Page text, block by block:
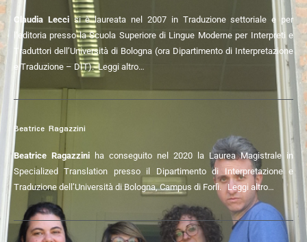
Claudia Leccisi è laureata nel 2007 in Traduzione settoriale e per
l’editoria presso la Scuola Superiore di Lingue Moderne per Interpreti e
Traduttori dell’Università di Bologna (ora Dipartimento di Interpretazione
e Traduzione – DIT).Leggi altro…
Beatrice Ragazzini
Beatrice Ragazzini ha conseguito nel 2020 la Laurea Magistrale in
Specialized Translation presso il Dipartimento di Interpretazione e
Traduzione dell’Università di Bologna, Campus di Forlì.Leggi altro…